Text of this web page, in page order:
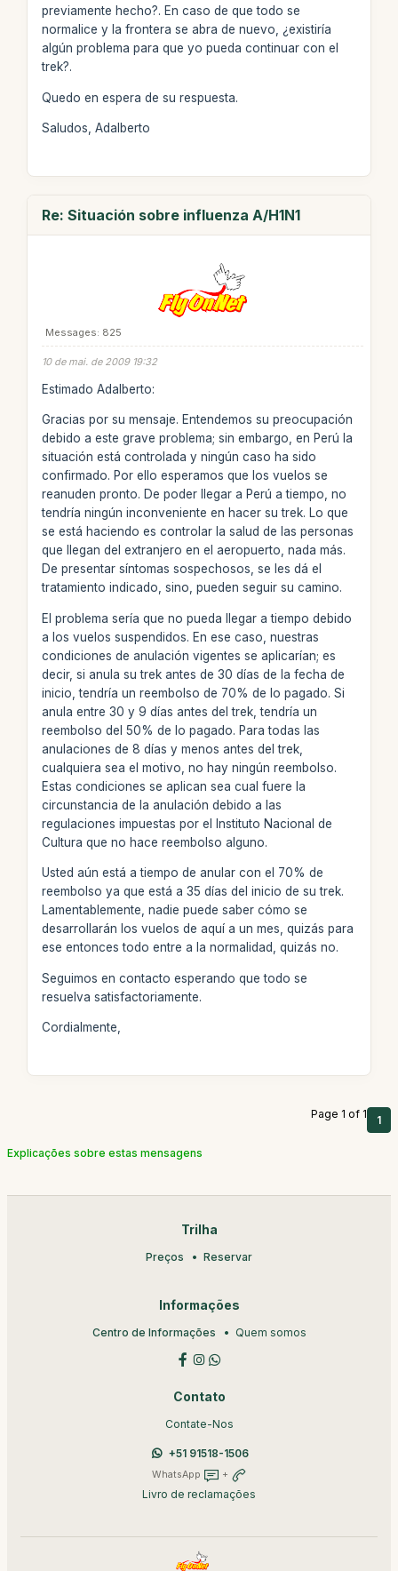
previamente hecho?. En caso de que todo se
normalice y la frontera se abra de nuevo, ¿existiría
algún problema para que yo pueda continuar con el
trek?.
Quedo en espera de su respuesta.
Saludos, Adalberto
Re: Situación sobre influenza A/H1N1
Messages: 825
10 de mai. de 2009 19:32
Estimado Adalberto:
Gracias por su mensaje. Entendemos su preocupación
debido a este grave problema; sin embargo, en Perú la
situación está controlada y ningún caso ha sido
confirmado. Por ello esperamos que los vuelos se
reanuden pronto. De poder llegar a Perú a tiempo, no
tendría ningún inconveniente en hacer su trek. Lo que
se está haciendo es controlar la salud de las personas
que llegan del extranjero en el aeropuerto, nada más.
De presentar síntomas sospechosos, se les dá el
tratamiento indicado, sino, pueden seguir su camino.
El problema sería que no pueda llegar a tiempo debido
a los vuelos suspendidos. En ese caso, nuestras
condiciones de anulación vigentes se aplicarían; es
decir, si anula su trek antes de 30 días de la fecha de
inicio, tendría un reembolso de 70% de lo pagado. Si
anula entre 30 y 9 días antes del trek, tendría un
reembolso del 50% de lo pagado. Para todas las
anulaciones de 8 días y menos antes del trek,
cualquiera sea el motivo, no hay ningún reembolso.
Estas condiciones se aplican sea cual fuere la
circunstancia de la anulación debido a las
regulaciones impuestas por el Instituto Nacional de
Cultura que no hace reembolso alguno.
Usted aún está a tiempo de anular con el 70% de
reembolso ya que está a 35 días del inicio de su trek.
Lamentablemente, nadie puede saber cómo se
desarrollarán los vuelos de aquí a un mes, quizás para
ese entonces todo entre a la normalidad, quizás no.
Seguimos en contacto esperando que todo se
resuelva satisfactoriamente.
Cordialmente,
Page 1 of 1 1
Explicações sobre estas mensagens
Trilha
Preços Reservar
Informações
Centro de Informações Quem somos
Contato
Contate-Nos
+51 91518-1506
WhatsApp +
Livro de reclamações